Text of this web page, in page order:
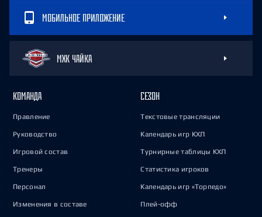
МОБИЛЬНОЕ ПРИЛОЖЕНИЕ
МХК ЧАЙКА
КОМАНДА
Правление
Руководство
Игровой состав
Тренеры
Персонал
Изменения в составе
СЕЗОН
Текстовые трансляции
Календарь игр КХЛ
Турнирные таблицы КХЛ
Статистика игроков
Календарь игр «Торпедо»
Плей-офф